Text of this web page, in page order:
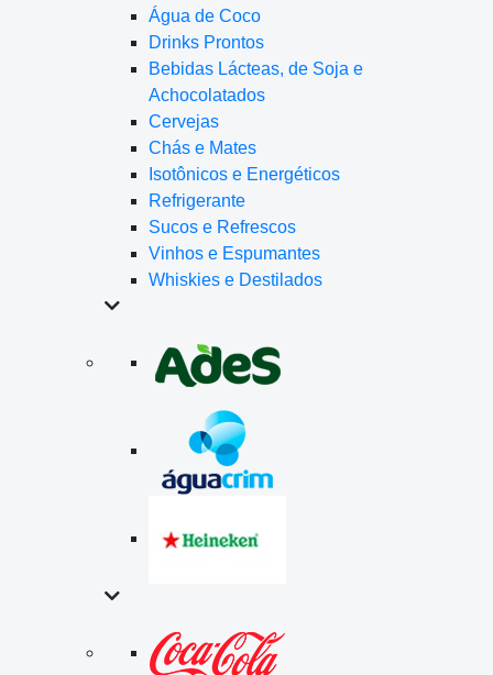
Água de Coco
Drinks Prontos
Bebidas Lácteas, de Soja e
Achocolatados
Cervejas
Chás e Mates
Isotônicos e Energéticos
Refrigerante
Sucos e Refrescos
Vinhos e Espumantes
Whiskies e Destilados